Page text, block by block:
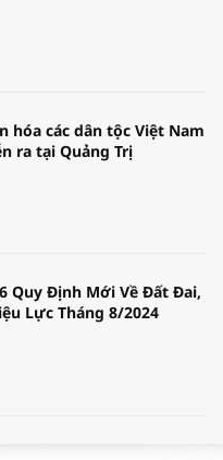
hóa các dân tộc Việt Nam
ra tại Quảng Trị
Quy Định Mới Về Đất Đai,
Lực Tháng 8/2024